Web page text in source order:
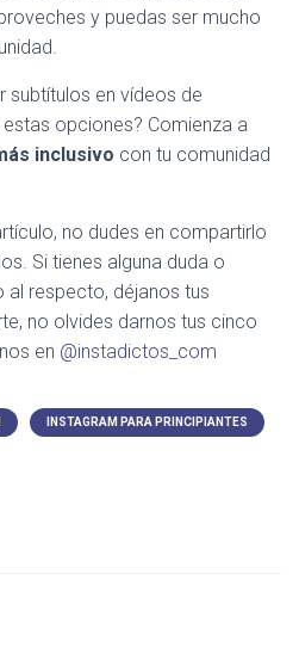
y puedas ser mucho
subtítulos en vídeos de
opciones? Comienza a
inclusivo con tu comunidad
no dudes en compartirlo
Si tienes alguna duda o
respecto, déjanos tus
no olvides darnos tus cinco
en @instadictos_com
INSTAGRAM PARA PRINCIPIANTES